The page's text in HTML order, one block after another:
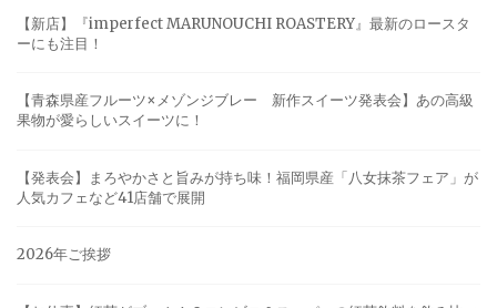
【新店】『imperfect MARUNOUCHI ROASTERY』最新のロースタ
ーにも注目！
【青森県産フルーツ×メゾンジブレー 新作スイーツ発表会】あの高級
果物が愛らしいスイーツに！
【発表会】まろやかさと旨みが持ち味！福岡県産「八女抹茶フェア」が
人気カフェなど41店舗で展開
2026年ご挨拶